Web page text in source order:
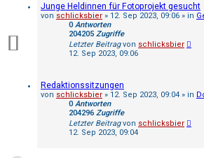
Junge Heldinnen für Fotoprojekt gesucht
von schlicksbier » 12. Sep 2023, 09:06 » in
0Antworten
204205 Zugriffe
Letzter Beitragvon schlicksbier
12. Sep 2023, 09:06
Redaktionssitzungen
von schlicksbier » 12. Sep 2023, 09:04 » in
0Antworten
204296 Zugriffe
Letzter Beitragvon schlicksbier
12. Sep 2023, 09:04